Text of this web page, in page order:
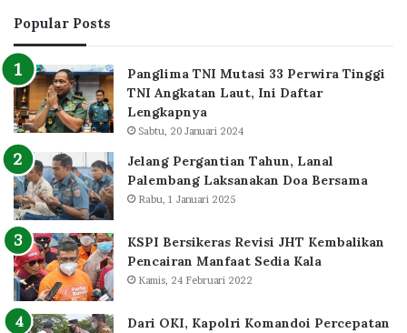
Popular Posts
Panglima TNI Mutasi 33 Perwira Tinggi
TNI Angkatan Laut, Ini Daftar
Lengkapnya
Sabtu, 20 Januari 2024
Jelang Pergantian Tahun, Lanal
Palembang Laksanakan Doa Bersama
Rabu, 1 Januari 2025
KSPI Bersikeras Revisi JHT Kembalikan
Pencairan Manfaat Sedia Kala
Kamis, 24 Februari 2022
Dari OKI, Kapolri Komandoi Percepatan